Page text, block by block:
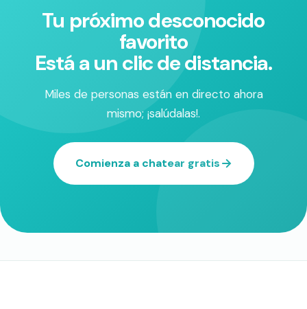
Tu próximo desconocido
favorito
Está a un clic de distancia.
Miles de personas están en directo ahora
mismo; ¡salúdalas!.
Comienza a chatear gratis